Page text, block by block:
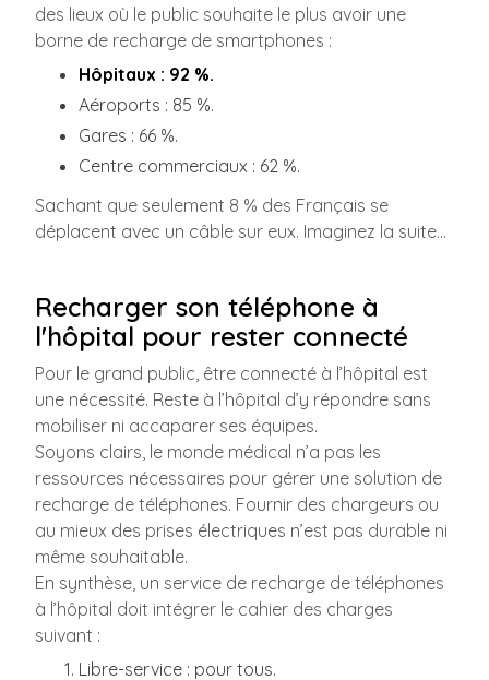
des lieux où le public souhaite le plus avoir une
borne de recharge de smartphones :
Hôpitaux : 92 %.
Aéroports : 85 %.
Gares : 66 %.
Centre commerciaux : 62 %.
Sachant que seulement 8 % des Français se
déplacent avec un câble sur eux. Imaginez la suite...
Recharger son téléphone à
l'hôpital pour rester connecté
Pour le grand public, être connecté à l’hôpital est
une nécessité. Reste à l’hôpital d’y répondre sans
mobiliser ni accaparer ses équipes.
Soyons clairs, le monde médical n’a pas les
ressources nécessaires pour gérer une solution de
recharge de téléphones. Fournir des chargeurs ou
au mieux des prises électriques n’est pas durable ni
même souhaitable.
En synthèse, un service de recharge de téléphones
à l’hôpital doit intégrer le cahier des charges
suivant :
Libre-service : pour tous.